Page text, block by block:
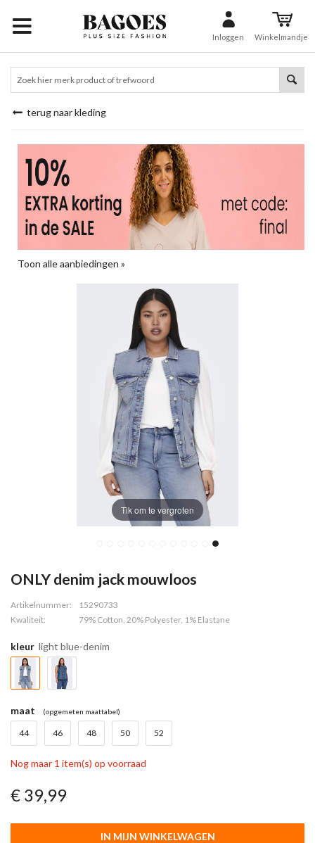
Inloggen Winkelmandje
terug naar kleding
Toon alle aanbiedingen »
Tik om te vergroten
ONLY denim jack mouwloos
Artikelnummer:
15290733
Kwaliteit:
79% Cotton, 20% Polyester, 1% Elastane
kleur light blue-denim
maat (opgemeten maattabel)
44 46 48 50 52
Nog maar 1 item(s) op voorraad
€ 39,99
IN MIJN WINKELWAGEN